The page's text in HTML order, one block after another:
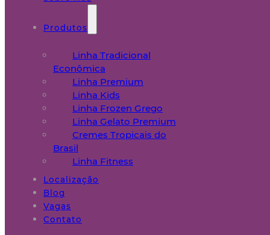
Produtos
Linha Tradicional
Econômica
Linha Premium
Linha Kids
Linha Frozen Grego
Linha Gelato Premium
Cremes Tropicais do
Brasil
Linha Fitness
Localização
Blog
Vagas
Contato